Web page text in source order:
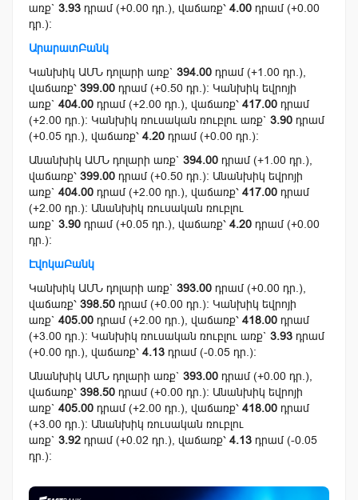
առք` 3.93 դրամ (+0.00 դր.), վաճառք՝ 4.00 դրամ (+0.00
դր.):
ԱրարատԲանկ
Կանխիկ ԱՄՆ դոլարի առք` 394.00 դրամ (+1.00 դր.),
վաճառք՝ 399.00 դրամ (+0.50 դր.): Կանխիկ եվրոյի
առք` 404.00 դրամ (+2.00 դր.), վաճառք՝ 417.00 դրամ
(+2.00 դր.): Կանխիկ ռուսական ռուբլու առք` 3.90 դրամ
(+0.05 դր.), վաճառք՝ 4.20 դրամ (+0.00 դր.):
Անանխիկ ԱՄՆ դոլարի առք` 394.00 դրամ (+1.00 դր.),
վաճառք՝ 399.00 դրամ (+0.50 դր.): Անանխիկ եվրոյի
առք` 404.00 դրամ (+2.00 դր.), վաճառք՝ 417.00 դրամ
(+2.00 դր.): Անանխիկ ռուսական ռուբլու
առք` 3.90 դրամ (+0.05 դր.), վաճառք՝ 4.20 դրամ (+0.00
դր.):
ԷվոկաԲանկ
Կանխիկ ԱՄՆ դոլարի առք` 393.00 դրամ (+0.00 դր.),
վաճառք՝ 398.50 դրամ (+0.00 դր.): Կանխիկ եվրոյի
առք` 405.00 դրամ (+2.00 դր.), վաճառք՝ 418.00 դրամ
(+3.00 դր.): Կանխիկ ռուսական ռուբլու առք` 3.93 դրամ
(+0.00 դր.), վաճառք՝ 4.13 դրամ (-0.05 դր.):
Անանխիկ ԱՄՆ դոլարի առք` 393.00 դրամ (+0.00 դր.),
վաճառք՝ 398.50 դրամ (+0.00 դր.): Անանխիկ եվրոյի
առք` 405.00 դրամ (+2.00 դր.), վաճառք՝ 418.00 դրամ
(+3.00 դր.): Անանխիկ ռուսական ռուբլու
առք` 3.92 դրամ (+0.02 դր.), վաճառք՝ 4.13 դրամ (-0.05
դր.):